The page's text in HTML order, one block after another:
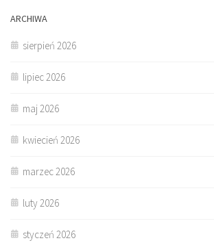
ARCHIWA
sierpień 2026
lipiec 2026
maj 2026
kwiecień 2026
marzec 2026
luty 2026
styczeń 2026